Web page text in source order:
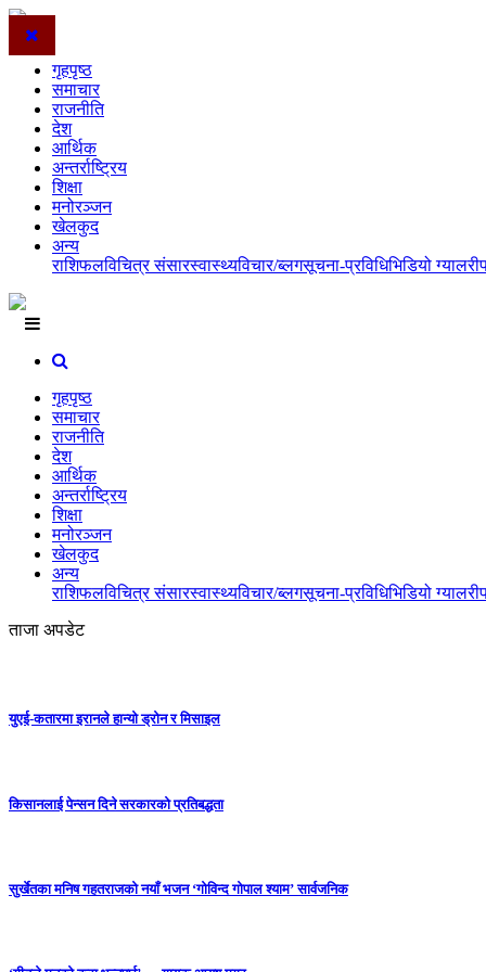
गृहपृष्ठ
समाचार
राजनीति
देश
आर्थिक
अन्तर्राष्ट्रिय
शिक्षा
मनोरञ्जन
खेलकुद
अन्य
राशिफलविचित्र संसारस्वास्थ्यविचार/ब्लगसूचना-प्रविधिभिडियो ग्यालरी
गृहपृष्ठ
समाचार
राजनीति
देश
आर्थिक
अन्तर्राष्ट्रिय
शिक्षा
मनोरञ्जन
खेलकुद
अन्य
राशिफलविचित्र संसारस्वास्थ्यविचार/ब्लगसूचना-प्रविधिभिडियो ग्यालरी
ताजा अपडेट
युएई-कतारमा इरानले हान्यो ड्रोन र मिसाइल
किसानलाई पेन्सन दिने सरकारको प्रतिबद्धता
सुर्खेतका मनिष गहतराजको नयाँ भजन ‘गोविन्द गोपाल श्याम’ सार्वजनिक